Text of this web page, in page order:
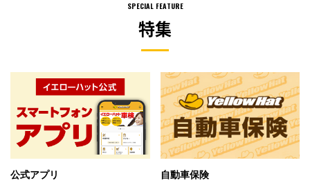
SPECIAL FEATURE
特集
公式アプリ
自動車保険